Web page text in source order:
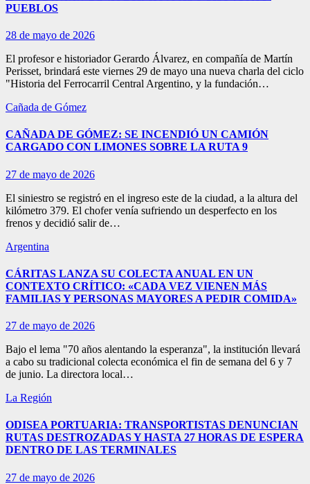
PUEBLOS
28 de mayo de 2026
El profesor e historiador Gerardo Álvarez, en compañía de Martín
Perisset, brindará este viernes 29 de mayo una nueva charla del ciclo
"Historia del Ferrocarril Central Argentino, y la fundación…
Cañada de Gómez
CAÑADA DE GÓMEZ: SE INCENDIÓ UN CAMIÓN
CARGADO CON LIMONES SOBRE LA RUTA 9
27 de mayo de 2026
El siniestro se registró en el ingreso este de la ciudad, a la altura del
kilómetro 379. El chofer venía sufriendo un desperfecto en los
frenos y decidió salir de…
Argentina
CÁRITAS LANZA SU COLECTA ANUAL EN UN
CONTEXTO CRÍTICO: «CADA VEZ VIENEN MÁS
FAMILIAS Y PERSONAS MAYORES A PEDIR COMIDA»
27 de mayo de 2026
Bajo el lema "70 años alentando la esperanza", la institución llevará
a cabo su tradicional colecta económica el fin de semana del 6 y 7
de junio. La directora local…
La Región
ODISEA PORTUARIA: TRANSPORTISTAS DENUNCIAN
RUTAS DESTROZADAS Y HASTA 27 HORAS DE ESPERA
DENTRO DE LAS TERMINALES
27 de mayo de 2026